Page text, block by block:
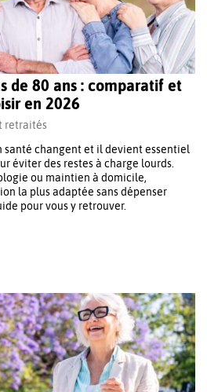
de 80 ans : comparatif et
en 2026
retraités
santé changent et il devient essentiel
éviter des restes à charge lourds.
ou maintien à domicile,
la plus adaptée sans dépenser
pour vous y retrouver.